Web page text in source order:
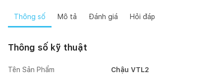
Thông số Mô tả Đánh giá Hỏi đáp
Thông số kỹ thuật
Tên Sản Phẩm Chậu VTL2